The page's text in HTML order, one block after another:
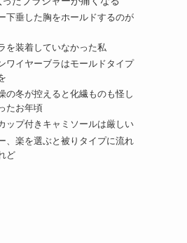
下垂した胸をホールドするのが
を装着していなかった私
ワイヤーブラはモールドタイプ
の冬が控えると化繊ものも怪し
たお年頃
ップ付きキャミソールは厳しい
、楽を選ぶと被りタイプに流れ
ど